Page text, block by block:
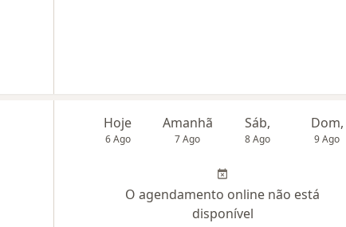
Hoje
6 Ago
Amanhã
7 Ago
Sáb,
8 Ago
Dom,
9 Ago
O agendamento online não está
disponível